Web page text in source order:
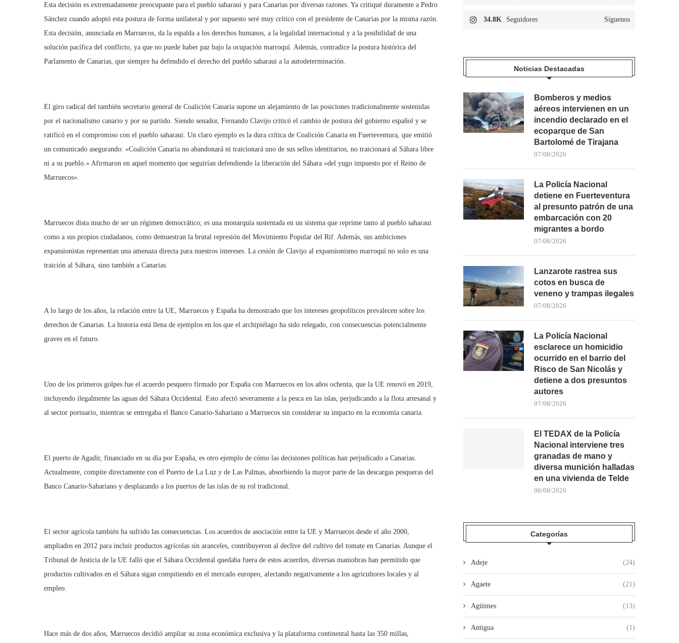
Esta decisión es extremadamente preocupante para el pueblo saharaui y para Canarias por diversas razones. Ya critiqué duramente a Pedro
Sánchez cuando adoptó esta postura de forma unilateral y por supuesto seré muy crítico con el presidente de Canarias por la misma razón.
Esta decisión, anunciada en Marruecos, da la espalda a los derechos humanos, a la legalidad internacional y a la posibilidad de una
solución pacífica del conflicto, ya que no puede haber paz bajo la ocupación marroquí. Además, contradice la postura histórica del
Parlamento de Canarias, que siempre ha defendido el derecho del pueblo saharaui a la autodeterminación.
El giro radical del también secretario general de Coalición Canaria supone un alejamiento de las posiciones tradicionalmente sostenidas
por el nacionalismo canario y por su partido. Siendo senador, Fernando Clavijo criticó el cambio de postura del gobierno español y se
ratificó en el compromiso con el pueblo saharaui. Un claro ejemplo es la dura crítica de Coalición Canaria en Fuerteventura, que emitió
un comunicado asegurando: «Coalición Canaria no abandonará ni traicionará uno de sus sellos identitarios, no traicionará al Sáhara libre
ni a su pueblo.» Afirmaron en aquel momento que seguirían defendiendo la liberación del Sáhara «del yugo impuesto por el Reino de
Marruecos».
Marruecos dista mucho de ser un régimen democrático; es una monarquía sustentada en un sistema que reprime tanto al pueblo saharaui
como a sus propios ciudadanos, como demuestran la brutal represión del Movimiento Popular del Rif. Además, sus ambiciones
expansionistas representan una amenaza directa para nuestros intereses. La cesión de Clavijo al expansionismo marroquí no solo es una
traición al Sáhara, sino también a Canarias.
A lo largo de los años, la relación entre la UE, Marruecos y España ha demostrado que los intereses geopolíticos prevalecen sobre los
derechos de Canarias. La historia está llena de ejemplos en los que el archipiélago ha sido relegado, con consecuencias potencialmente
graves en el futuro.
Uno de los primeros golpes fue el acuerdo pesquero firmado por España con Marruecos en los años ochenta, que la UE renovó en 2019,
incluyendo ilegalmente las aguas del Sáhara Occidental. Esto afectó severamente a la pesca en las islas, perjudicando a la flota artesanal y
al sector portuario, mientras se entregaba el Banco Canario-Sahariano a Marruecos sin considerar su impacto en la economía canaria.
El puerto de Agadir, financiado en su día por España, es otro ejemplo de cómo las decisiones políticas han perjudicado a Canarias.
Actualmente, compite directamente con el Puerto de La Luz y de Las Palmas, absorbiendo la mayor parte de las descargas pesqueras del
Banco Canario-Sahariano y desplazando a los puertos de las islas de su rol tradicional.
El sector agrícola también ha sufrido las consecuencias. Los acuerdos de asociación entre la UE y Marruecos desde el año 2000,
ampliados en 2012 para incluir productos agrícolas sin aranceles, contribuyeron al declive del cultivo del tomate en Canarias. Aunque el
Tribunal de Justicia de la UE falló que el Sáhara Occidental quedaba fuera de estos acuerdos, diversas maniobras han permitido que
productos cultivados en el Sáhara sigan compitiendo en el mercado europeo, afectando negativamente a los agricultores locales y al
empleo.
Hace más de dos años, Marruecos decidió ampliar su zona económica exclusiva y la plataforma continental hasta las 350 millas,
34.8K Seguidores Síguenos
Noticias Destacadas
Bomberos y medios
aéreos intervienen en un
incendio declarado en el
ecoparque de San
Bartolomé de Tirajana
07/08/2026
La Policía Nacional
detiene en Fuerteventura
al presunto patrón de una
embarcación con 20
migrantes a bordo
07/08/2026
Lanzarote rastrea sus
cotos en busca de
veneno y trampas ilegales
07/08/2026
La Policía Nacional
esclarece un homicidio
ocurrido en el barrio del
Risco de San Nicolás y
detiene a dos presuntos
autores
07/08/2026
El TEDAX de la Policía
Nacional interviene tres
granadas de mano y
diversa munición halladas
en una vivienda de Telde
06/08/2026
Categorías
Adeje (24)
Agaete (21)
Agüimes (13)
Antigua (1)